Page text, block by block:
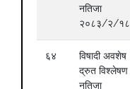
नतिजा
२०८३/२/१८
६४
विषादी अवशेष
द्रुत विश्लेषण
नतिजा